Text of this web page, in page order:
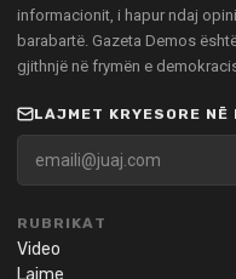
informacionit, i hapur ndaj
barabartë. Gazeta Demos
gjithnjë në frymën e
LAJMET KRYESORE NË
RUBRIKAT
Video
Lajme